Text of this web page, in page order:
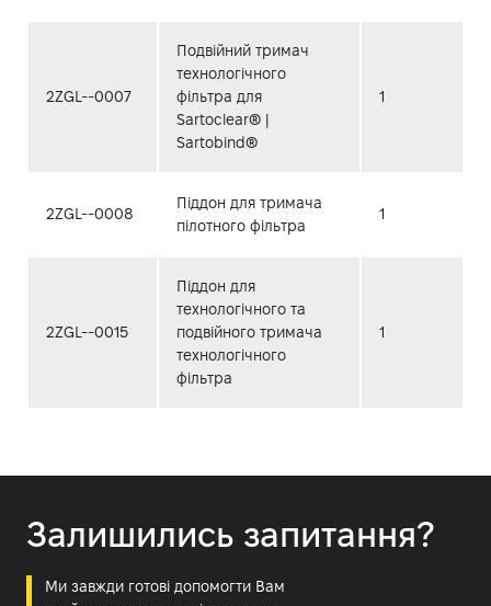
2ZGL--0007
Подвійний тримач
технологічного
фільтра для
Sartoclear® |
Sartobind®
1
2ZGL--0008
Піддон для тримача
пілотного фільтра
1
2ZGL--0015
Піддон для
технологічного та
подвійного тримача
технологічного
фільтра
1
Залишились запитання?
Ми завжди готові допомогти Вам